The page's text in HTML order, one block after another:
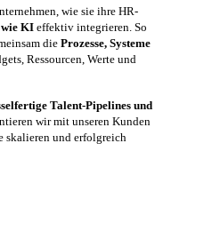
wie sie ihre HR-
wie KI effektiv integrieren. So
die Prozesse, Systeme
Ressourcen, Werte und
Talent-Pipelines und
wir mit unseren Kunden
skalieren und erfolgreich